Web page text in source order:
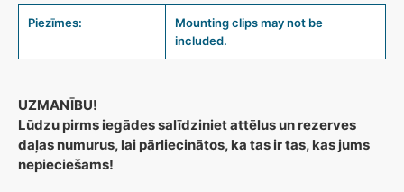
Piezīmes:
Mounting clips may not be
included.
UZMANĪBU!
Lūdzu pirms iegādes salīdziniet attēlus un rezerves
daļas numurus, lai pārliecinātos, ka tas ir tas, kas jums
nepieciešams!